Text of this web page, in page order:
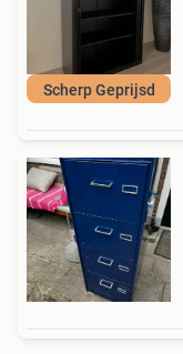
Scherp Geprijsd